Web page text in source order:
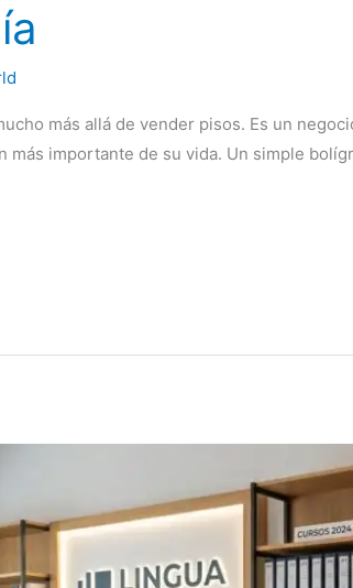
más allá de vender pisos. Es un
más importante de su vida. Un simple